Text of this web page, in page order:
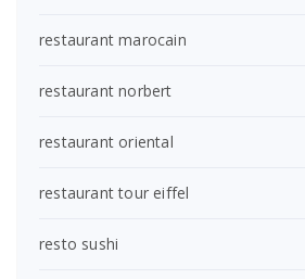
restaurant marocain
restaurant norbert
restaurant oriental
restaurant tour eiffel
resto sushi